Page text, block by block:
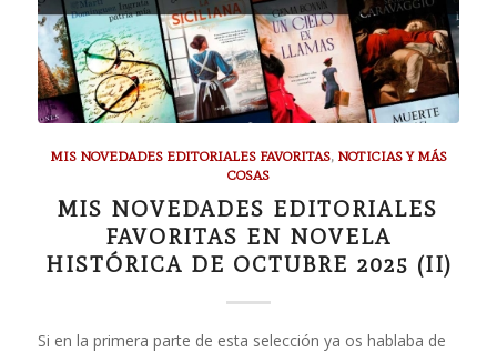
MIS NOVEDADES EDITORIALES FAVORITAS, NOTICIAS Y MÁS
COSAS
MIS NOVEDADES EDITORIALES
FAVORITAS EN NOVELA
HISTÓRICA DE OCTUBRE 2025 (II)
Si en la primera parte de esta selección ya os hablaba de